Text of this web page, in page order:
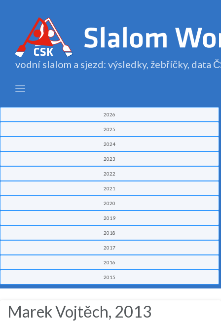
vodní slalom a sjezd: výsledky, žebříčky, data
2026
2025
2024
2023
2022
2021
2020
2019
2018
2017
2016
2015
Marek Vojtěch, 2013